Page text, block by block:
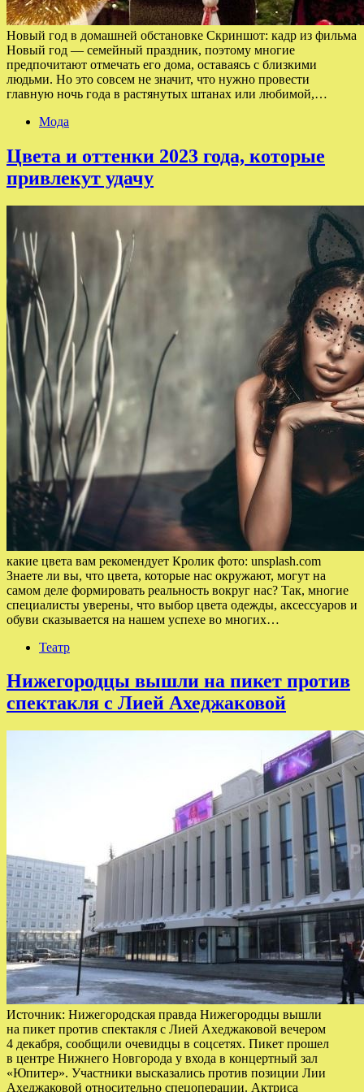
Новый год в домашней обстановке Скриншот: кадр из фильма
Новый год — семейный праздник, поэтому многие
предпочитают отмечать его дома, оставаясь с близкими
людьми. Но это совсем не значит, что нужно провести
главную ночь года в растянутых штанах или любимой,…
Мода
Цвета и оттенки 2023 года, которые
привлекут удачу
какие цвета вам рекомендует Кролик фото: unsplash.com
Знаете ли вы, что цвета, которые нас окружают, могут на
самом деле формировать реальность вокруг нас? Так, многие
специалисты уверены, что выбор цвета одежды, аксессуаров и
обуви сказывается на нашем успехе во многих…
Театр
Нижегородцы вышли на пикет против
спектакля с Лией Ахеджаковой
Источник: Нижегородская правда Нижегородцы вышли
на пикет против спектакля с Лией Ахеджаковой вечером
4 декабря, сообщили очевидцы в соцсетях. Пикет прошел
в центре Нижнего Новгорода у входа в концертный зал
«Юпитер». Участники высказались против позиции Лии
Ахеджаковой относительно спецоперации. Актриса